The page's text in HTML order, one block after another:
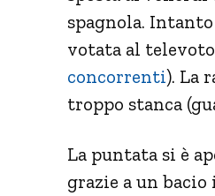
spagnola.
votata al televoto
concorrenti). La
troppo stanca
La puntata si è
grazie a un